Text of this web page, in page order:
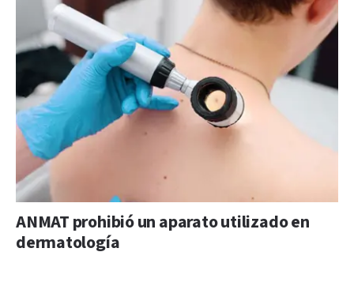
ANMAT prohibió un aparato utilizado en
dermatología